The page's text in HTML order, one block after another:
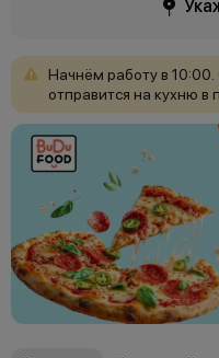
Начнём работу в 10:00.
отправится на кухню в